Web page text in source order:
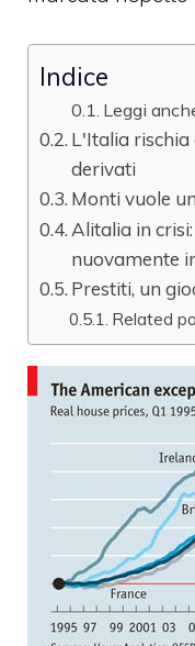
Indice
Leggi
L'Italia rischia
derivati
Monti vuole
Alitalia in
nuovamente
Prestiti, un
Related